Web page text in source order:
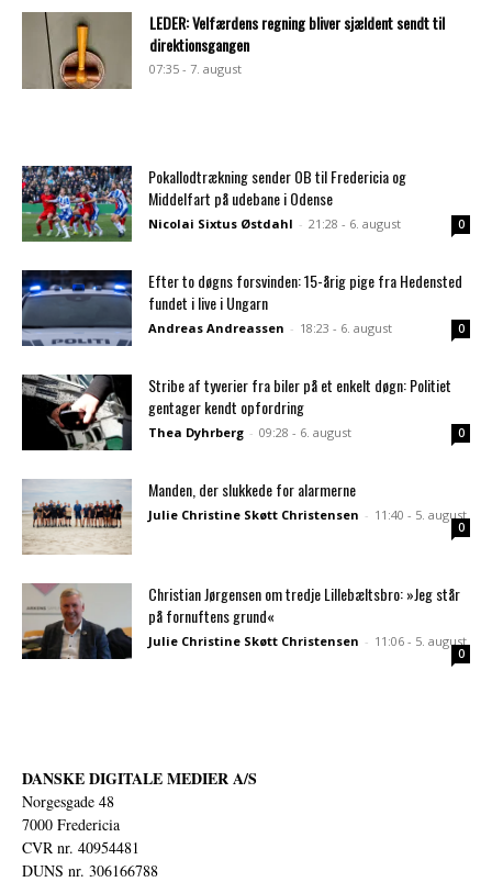
LEDER: Velfærdens regning bliver sjældent sendt til
direktionsgangen
07:35 - 7. august
Pokallodtrækning sender OB til Fredericia og
Middelfart på udebane i Odense
Nicolai Sixtus Østdahl - 21:28 - 6. august 0
Efter to døgns forsvinden: 15-årig pige fra Hedensted
fundet i live i Ungarn
Andreas Andreassen - 18:23 - 6. august 0
Stribe af tyverier fra biler på et enkelt døgn: Politiet
gentager kendt opfordring
Thea Dyhrberg - 09:28 - 6. august 0
Manden, der slukkede for alarmerne
Julie Christine Skøtt Christensen - 11:40 - 5. august
0
Christian Jørgensen om tredje Lillebæltsbro: »Jeg står
på fornuftens grund«
Julie Christine Skøtt Christensen - 11:06 - 5. august
0
DANSKE DIGITALE MEDIER A/S
Norgesgade 48
7000 Fredericia
CVR nr. 40954481
DUNS nr. 306166788